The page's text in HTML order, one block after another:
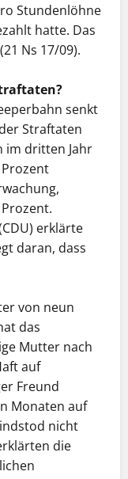
Stundenlöhne
hatte. Das
Ns 17/09).
senkt
Straftaten
im dritten Jahr
erklärte
daran, dass
von neun
das
Mutter nach
auf
Freund
Monaten auf
nicht
die